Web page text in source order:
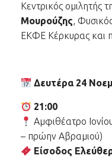
Κεντρικός ομιλητής
Μουρούζης,
ΕΚΦΕ Κέρκυρας και
Δευτέρα 24
21:00
Αμφιθέατρο
– πρώην Αβραμιού)
Είσοδος